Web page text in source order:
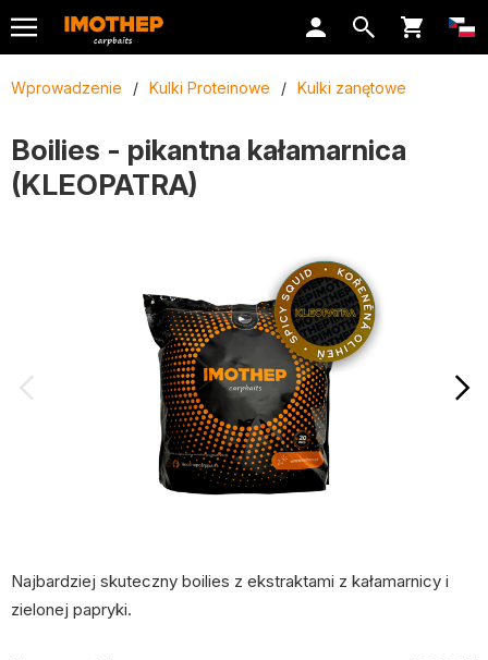
Wprowadzenie / Kulki Proteinowe / Kulki zanętowe
Boilies - pikantna kałamarnica
(KLEOPATRA)
Najbardziej skuteczny boilies z ekstraktami z kałamarnicy i
zielonej papryki.